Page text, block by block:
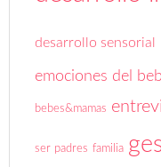
desarrollo sensorial
emociones del
bebes&mamas
ser padres familia